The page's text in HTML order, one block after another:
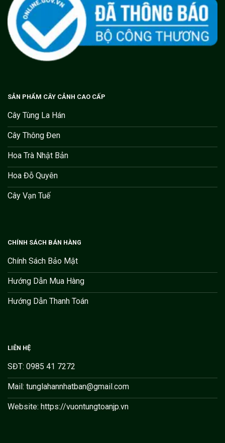
SẢN PHẨM CÂY CẢNH CAO CẤP
Cây Tùng La Hán
Cây Thông Đen
Hoa Trà Nhật Bản
Hoa Đỗ Quyên
Cây Vạn Tuế
CHÍNH SÁCH BÁN HÀNG
Chính Sách Bảo Mật
Hướng Dẫn Mua Hàng
Hướng Dẫn Thanh Toán
LIÊN HỆ
SĐT: 0985 41 7272
Mail: tunglahannhatban@gmail.com
Website: https://vuontungtoanjp.vn